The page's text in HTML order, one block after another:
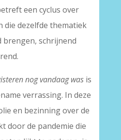
een cyclus over
die dezelfde thematiek
brengen, schrijnend
nog vandaag wasis
verrassing. In deze
en bezinning over de
door de pandemie die